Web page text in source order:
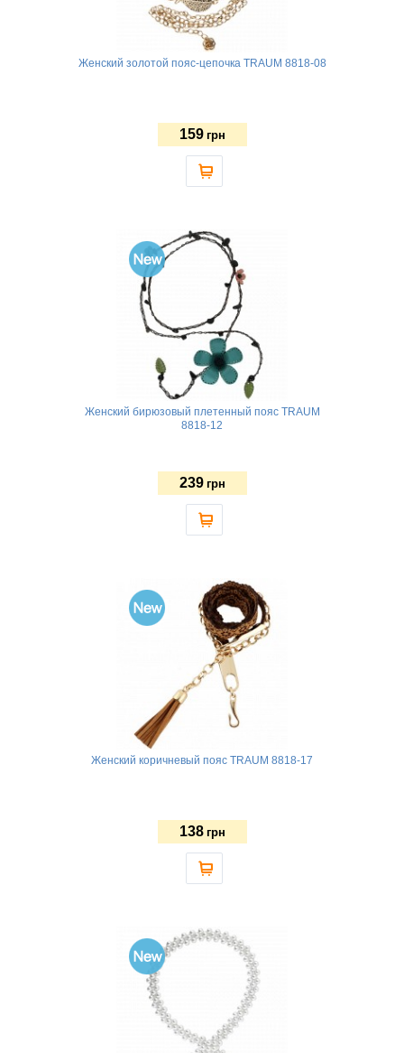
Женский золотой пояс-цепочка TRAUM 8818-08
159 грн
Женский бирюзовый плетенный пояс TRAUM
8818-12
239 грн
Женский коричневый пояс TRAUM 8818-17
138 грн